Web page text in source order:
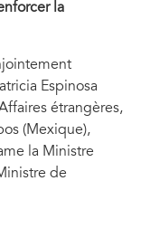
la
Espinosa
étrangères,
(Mexique),
la Ministre
de